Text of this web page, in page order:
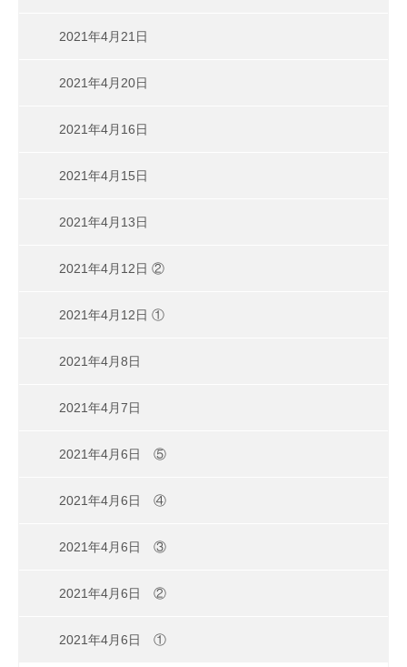
2021年4月21日
2021年4月20日
2021年4月16日
2021年4月15日
2021年4月13日
2021年4月12日 ②
2021年4月12日 ①
2021年4月8日
2021年4月7日
2021年4月6日 ⑤
2021年4月6日 ④
2021年4月6日 ③
2021年4月6日 ②
2021年4月6日 ①